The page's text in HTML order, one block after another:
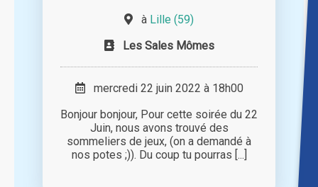
à Lille (59)
Les Sales Mômes
mercredi 22 juin 2022 à 18h00
Bonjour bonjour, Pour cette soirée du 22
Juin, nous avons trouvé des
sommeliers de jeux, (on a demandé à
nos potes ;)). Du coup tu pourras [...]